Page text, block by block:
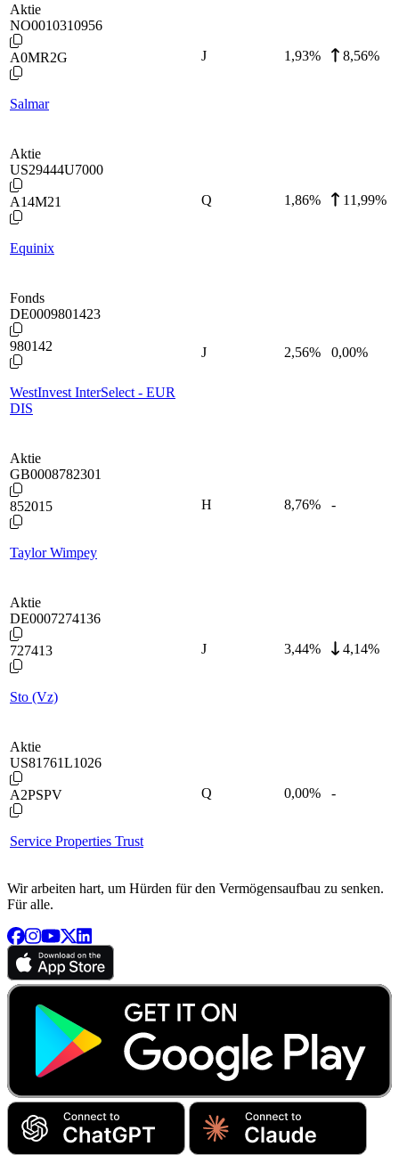
Aktie
NO0010310956
A0MR2G
Salmar
J 1,93% 8,56%
Aktie
US29444U7000
A14M21
Equinix
Q 1,86% 11,99%
Fonds
DE0009801423
980142
WestInvest InterSelect - EUR
DIS
J 2,56% 0,00%
Aktie
GB0008782301
852015
Taylor Wimpey
H 8,76% -
Aktie
DE0007274136
727413
Sto (Vz)
J 3,44% 4,14%
Aktie
US81761L1026
A2PSPV
Service Properties Trust
Q 0,00% -
Wir arbeiten hart, um Hürden für den Vermögensaufbau zu senken.
Für alle.